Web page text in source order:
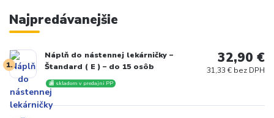
Najpredávanejšie
1.
Náplň do nástennej lekárničky –
Štandard ( E ) – do 15 osôb
🏬 skladom v predajni PP
32,90 €
31,33 € bez DPH